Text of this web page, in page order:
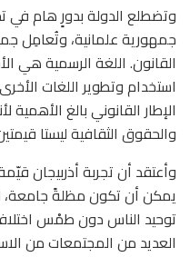
وتضطلع الدولة بدورٍ هام في
جمهورية علمانية، وتُعامِل
القانون. اللغة الرسمية هي
استخدام وتطوير اللغات
الإطار القانوني بالغ
والحقوق الثقافية ليستا
وأعتقد أن تجربة أذربيجان
يمكن أن تكون مظلةً جامعة،
توحيد الناس دون طمْس
العديد من المجتمعات من